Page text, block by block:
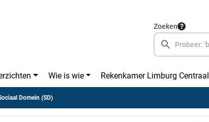
Zoeken
Wie is wie Rekenkamer Limburg Centraal
Domein (SD)